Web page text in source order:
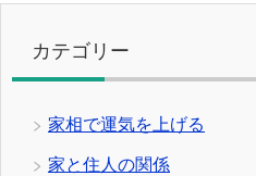
カテゴリー
家相で運気を上げる
家と住人の関係